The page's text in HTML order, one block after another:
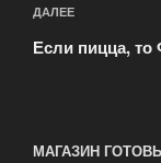
Следующая
запись
ДАЛЕЕ
Если пицца, то
МАГАЗИН